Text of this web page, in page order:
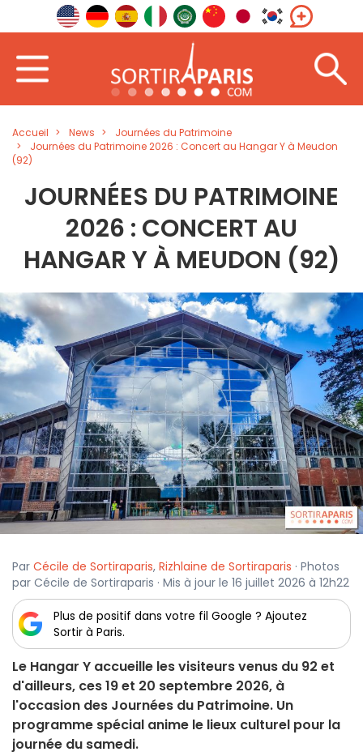
Accueil News
Journées du Patrimoine
Journées du Patrimoine 2026 : Concert au Hangar Y à Meudon
(92)
JOURNÉES DU PATRIMOINE
2026 : CONCERT AU
HANGAR Y À MEUDON (92)
Par Cécile de Sortiraparis, Rizhlaine de Sortiraparis · Photos
par Cécile de Sortiraparis · Mis à jour le 16 juillet 2026 à 12h22
Plus de positif dans votre fil Google ? Ajoutez
Sortir à Paris.
Le Hangar Y accueille les visiteurs venus du 92 et
d'ailleurs, ces 19 et 20 septembre 2026, à
l'occasion des Journées du Patrimoine. Un
programme spécial anime le lieux culturel pour la
journée du samedi.